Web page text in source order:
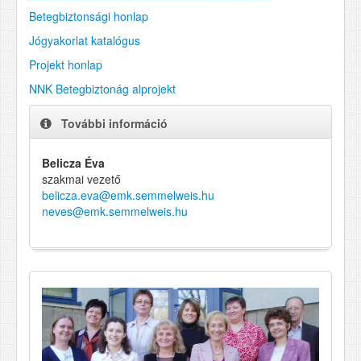
Betegbiztonsági honlap
Jógyakorlat katalógus
Projekt honlap
NNK Betegbiztonág alprojekt
További információ
Belicza Éva
szakmai vezető
belicza.eva@emk.semmelweis.hu
neves@emk.semmelweis.hu